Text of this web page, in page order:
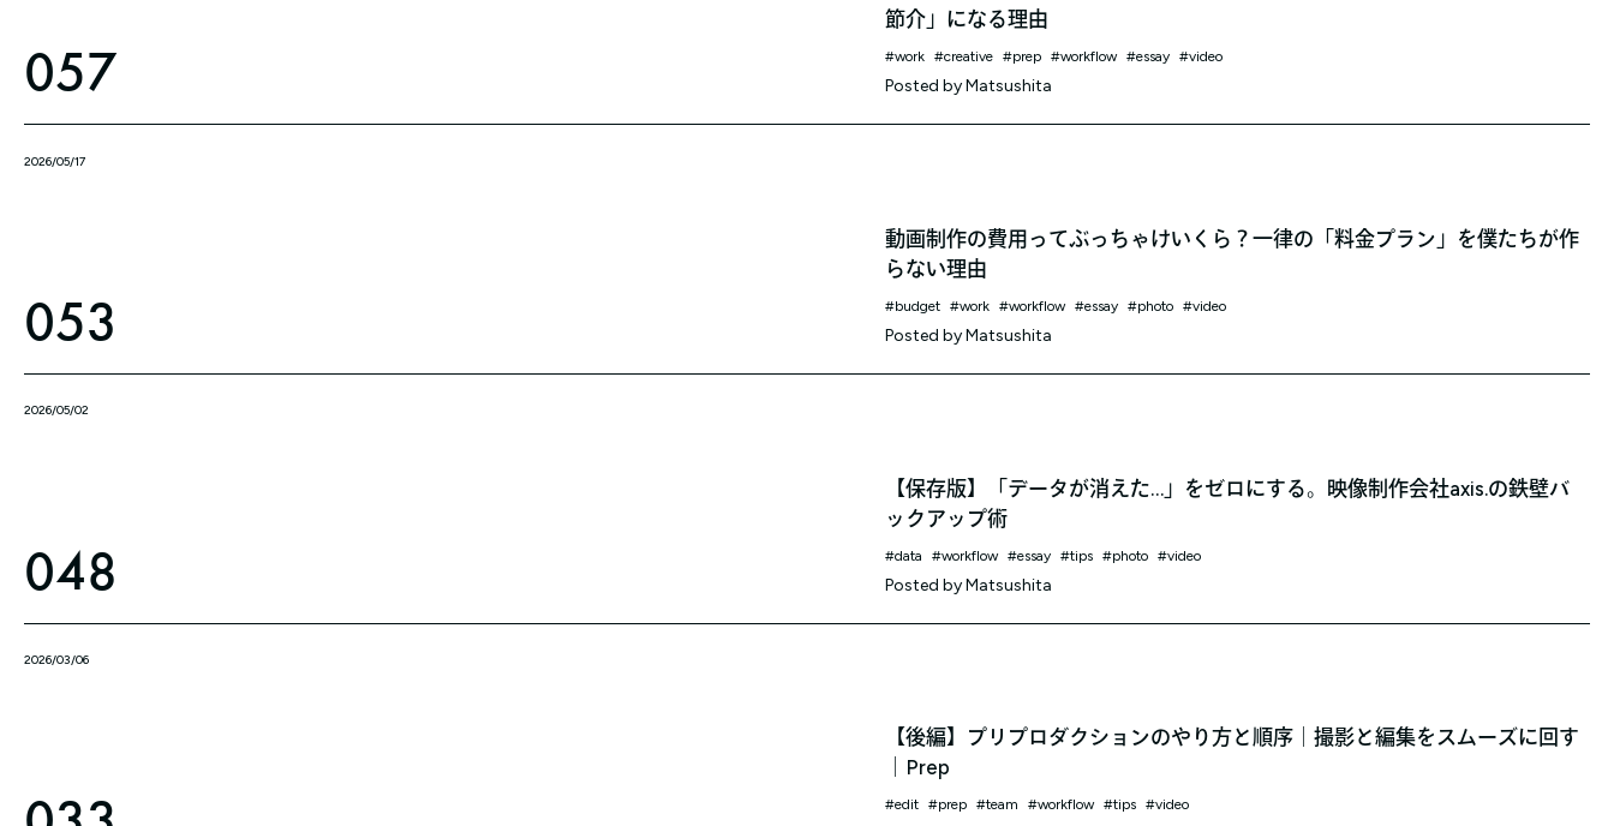
057
節介」になる理由
work creative prep workflow essay video
Posted byMatsushita
2026/05/17
053
動画制作の費用ってぶっちゃけいくら？一律の「料金プラン」を僕たちが作
らない理由
budget work workflow essay photo video
Posted byMatsushita
2026/05/02
048
【保存版】「データが消えた…」をゼロにする。映像制作会社axis.の鉄壁バ
ックアップ術
data workflow essay tips photo video
Posted byMatsushita
2026/03/06
【後編】プリプロダクションのやり方と順序｜撮影と編集をスムーズに回す
｜Prep
edit prep team workflow tips video